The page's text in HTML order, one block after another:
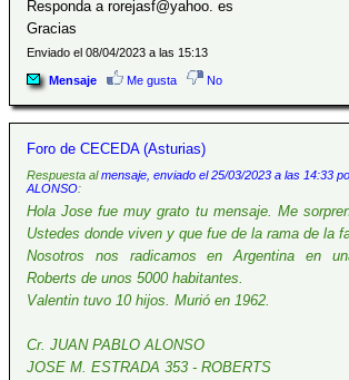
Responda a rorejasf@yahoo. es
Gracias
Enviado el 08/04/2023 a las 15:13
Mensaje Me gusta No
Foro de CECEDA (Asturias)
Respuesta almensaje, enviado el 25/03/2023 a las 14:33
ALONSO:
Hola Jose fue muy grato tu mensaje. Me
Ustedes donde viven y que fue de la rama de la
Nosotros nos radicamos en Argentina en
Roberts de unos 5000 habitantes.
Valentin tuvo 10 hijos. Murió en 1962.
Cr. JUAN PABLO ALONSO
JOSE M. ESTRADA 353 - ROBERTS